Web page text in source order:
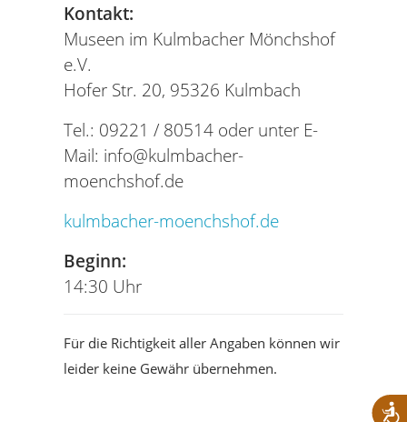
Kontakt:
Museen im Kulmbacher Mönchshof
e.V.
Hofer Str. 20, 95326 Kulmbach
Tel.: 09221 / 80514 oder unter E-
Mail: info@kulmbacher-
moenchshof.de
kulmbacher-moenchshof.de
Beginn:
14:30 Uhr
Für die Richtigkeit aller Angaben können wir
leider keine Gewähr übernehmen.